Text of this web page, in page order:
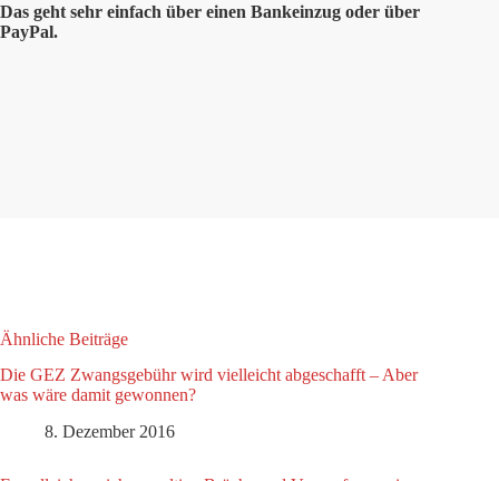
Das geht sehr einfach über einen Bankeinzug oder über
PayPal.
Ähnliche Beiträge
Die GEZ Zwangsgebühr wird vielleicht abgeschafft – Aber
was wäre damit gewonnen?
8. Dezember 2016